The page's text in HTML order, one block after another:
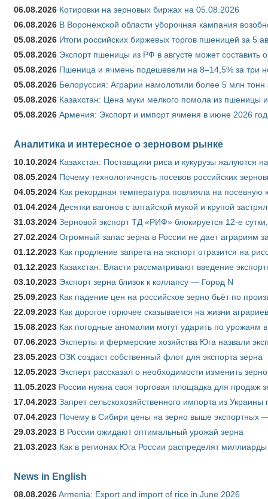
06.08.2026 Котировки на зерновых биржах на 05.08.2026
06.08.2026 В Воронежской области уборочная кампания
05.08.2026 Итоги российских биржевых торгов пшеницей за 5
05.08.2026 Экспорт пшеницы из РФ в августе может составить
05.08.2026 Пшеница и ячмень подешевели на 8–14,5% за три
05.08.2026 Белоруссия: Аграрии намолотили более 5 млн тонн
05.08.2026 Казахстан: Цена муки мелкого помола из пшеницы
05.08.2026 Армения: Экспорт и импорт ячменя в июне 2026
Аналитика и интересное о зерновом рынке
10.10.2024 Казахстан: Поставщики риса и кукурузы жалуются
08.05.2024 Почему технологичность посевов российских
04.05.2024 Как рекордная температура повлияла на
01.04.2024 Десятки вагонов с алтайской мукой и крупой
31.03.2024 Зерновой экспорт ТД «РИФ» блокируется 12-е
27.02.2024 Огромный запас зерна в России не дает аграриям
01.12.2023 Как продление запрета на экспорт отразится на
01.12.2023 Казахстан: Власти рассматривают введение
03.10.2023 Экспорт зерна близок к коллапсу — Город N
25.09.2023 Как падение цен на российское зерно бьёт по
22.09.2023 Как дорогое горючее сказывается на жизни аграриев
15.08.2023 Как погодные аномалии могут ударить по урожаям
07.06.2023 Эксперты и фермерские хозяйства Юга назвали
23.05.2023 ОЗК создаст собственный флот для экспорта зерна
12.05.2023 Эксперт рассказал о необходимости изменить
11.05.2023 России нужна своя торговая площадка для продаж
17.04.2023 Запрет сельскохозяйственного импорта из
07.04.2023 Почему в Сибири цены на зерно выше экспортных
29.03.2023 В России ожидают оптимальный урожай зерна
21.03.2023 Как в регионах Юга России распределят
News in English
08.08.2026Armenia: Export and import of rice in June 2026